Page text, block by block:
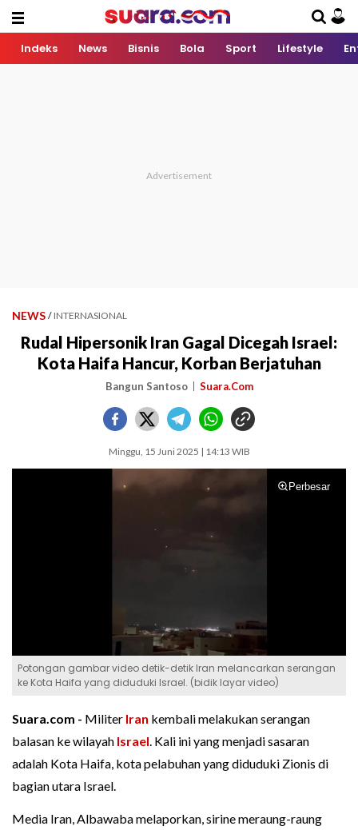
Indeks News Bisnis Bola Sport Lifestyle
NEWS / INTERNASIONAL
Rudal Hipersonik Iran Gagal Dicegah Israel:
Kota Haifa Hancur, Korban Berjatuhan
Bangun Santoso Suara.Com
Minggu, 15 Juni 2025 | 14:13 WIB
Perbesar
Potongan gambar video detik-detik Iran melancarkan serangan
ke Kota Haifa yang diduduki Israel. (bidik layar video)
Suara.com - Militer Iran kembali melakukan serangan
balasan ke wilayah Israel. Kali ini yang menjadi sasaran
adalah Kota Haifa, kota pelabuhan yang diduduki Zionis di
bagian utara Israel.
Media Iran, Albawaba melaporkan, sirine meraung-raung